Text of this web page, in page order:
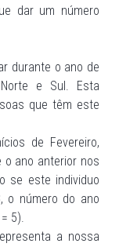
dar um número
durante o ano de
e Sul. Esta
que têm este
de Fevereiro,
o ano anterior nos
se este individuo
o número do ano
5).
a nossa